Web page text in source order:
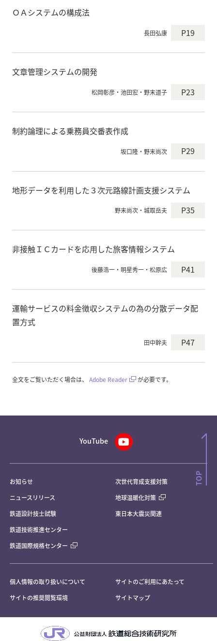
ＯＡシステムの構成法
長田弘康 P19
文章管理システムの開発
松岡彰彦・池田宏・野末道子 P23
制約論理による乗務員交番表作成
坂口隆・野末尚次 P29
地形データを利用した３次元路線計画支援システム
野末尚次・城取岳夫 P35
非接触ＩＣカードを応用した旅客情報システム
後藤浩一・明星秀一・松原広 P41
運輸サービスの料金徴収システムの為の分散データ配
置方式
田中幹夫 P47
全文をご覧いただく場合は、 Adobe Reader が必要です。
YouTube
お知らせ
ニュースリリース
鉄道設計技士試験
鉄道技術推進センター
鉄道国際規格センター
次世代育成支援対策
地球温暖化対策
東日本大震災関連
個人情報の取り扱いについて
サイトのご利用にあたって
サイトの推奨閲覧環境
サイトマップ